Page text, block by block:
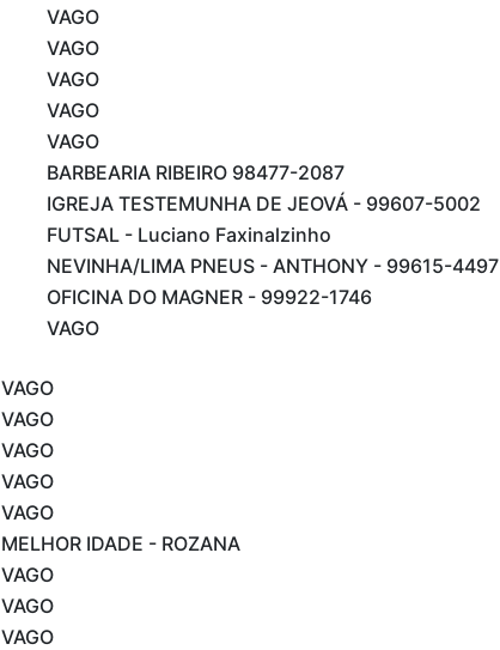
VAGO
VAGO
VAGO
VAGO
VAGO
BARBEARIA RIBEIRO 98477-2087
IGREJA TESTEMUNHA DE JEOVÁ - 99607-5002
FUTSAL - Luciano Faxinalzinho
NEVINHA/LIMA PNEUS - ANTHONY - 99615-4497
OFICINA DO MAGNER - 99922-1746
VAGO
VAGO
VAGO
VAGO
VAGO
VAGO
MELHOR IDADE - ROZANA
VAGO
VAGO
VAGO